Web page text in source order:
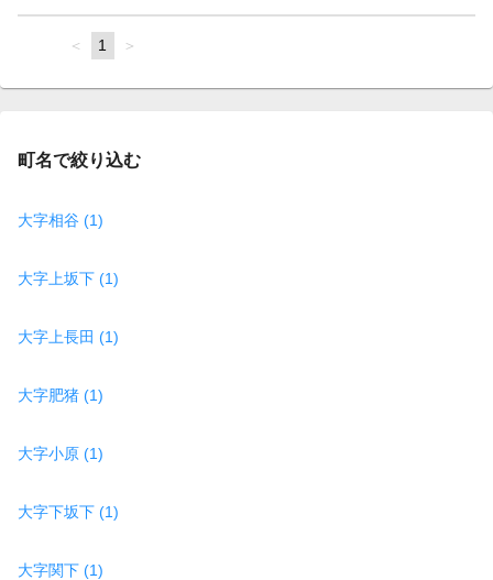
page
You're
page
1 page
町名で絞り込む
大字相谷 (1)
大字上坂下 (1)
大字上長田 (1)
大字肥猪 (1)
大字小原 (1)
大字下坂下 (1)
大字関下 (1)